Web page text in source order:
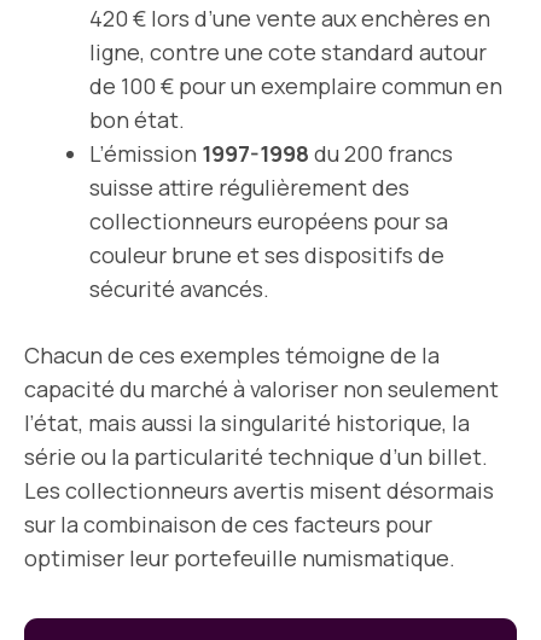
420 € lors d’une vente aux enchères en
ligne, contre une cote standard autour
de 100 € pour un exemplaire commun en
bon état.
L’émission 1997-1998 du 200 francs
suisse attire régulièrement des
collectionneurs européens pour sa
couleur brune et ses dispositifs de
sécurité avancés.
Chacun de ces exemples témoigne de la
capacité du marché à valoriser non seulement
l’état, mais aussi la singularité historique, la
série ou la particularité technique d’un billet.
Les collectionneurs avertis misent désormais
sur la combinaison de ces facteurs pour
optimiser leur portefeuille numismatique.